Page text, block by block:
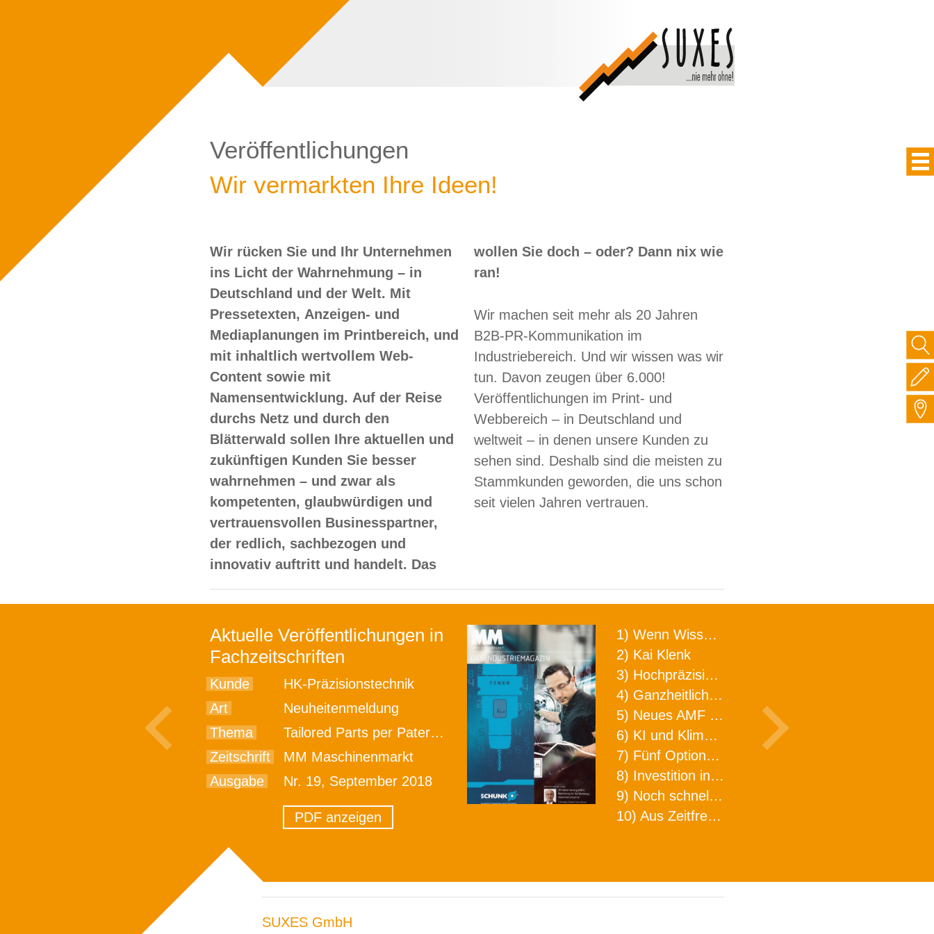
Veröffentlichungen
Wir vermarkten Ihre Ideen!
Wir rücken Sie und Ihr Unternehmen
ins Licht der Wahrnehmung – in
Deutschland und der Welt. Mit
Pressetexten, Anzeigen- und
Mediaplanungen im Printbereich, und
mit inhaltlich wertvollem Web-
Content sowie mit
Namensentwicklung. Auf der Reise
durchs Netz und durch den
Blätterwald sollen Ihre aktuellen und
zukünftigen Kunden Sie besser
wahrnehmen – und zwar als
kompetenten, glaubwürdigen und
vertrauensvollen Businesspartner,
der redlich, sachbezogen und
innovativ auftritt und handelt. Das
wollen Sie doch – oder? Dann nix wie
ran!
Wir machen seit mehr als 20 Jahren
B2B-PR-Kommunikation im
Industriebereich. Und wir wissen was wir
tun. Davon zeugen über 6.000!
Veröffentlichungen im Print- und
Webbereich – in Deutschland und
weltweit – in denen unsere Kunden zu
sehen sind. Deshalb sind die meisten zu
Stammkunden geworden, die uns schon
seit vielen Jahren vertrauen.
Aktuelle Veröffentlichungen in
Fachzeitschriften
Kunde
HK-Präzisionstechnik
Art
Neuheitenmeldung
Thema
Tailored Parts per Paternosterofen konstant und prozesssicher temperieren
Zeitschrift
MM Maschinenmarkt
Ausgabe
Nr. 19, September 2018
PDF anzeigen
1) Wenn Wissen geht, kann ARNO WERKZEUGE helfen
2) Kai Klenk
3) Hochpräzision in neuer Dimension
4) Ganzheitlicher Ansatz für mehr Effizienz und Produktivität in der Zerspanung
5) Neues AMF Logistikzentrum feierlich eröffnet
6) KI und Klimaschutz im Schaltanlagenbau
7) Fünf Optionen, wie man Zeitfresser in Effizienz umwandelt
8) Investition in Fellbach mit nachhaltiger Logistik und Lagerfläche
9) Noch schnellere Lieferung
10) Aus Zeitfressern wird Effizienz
SUXES GmbH